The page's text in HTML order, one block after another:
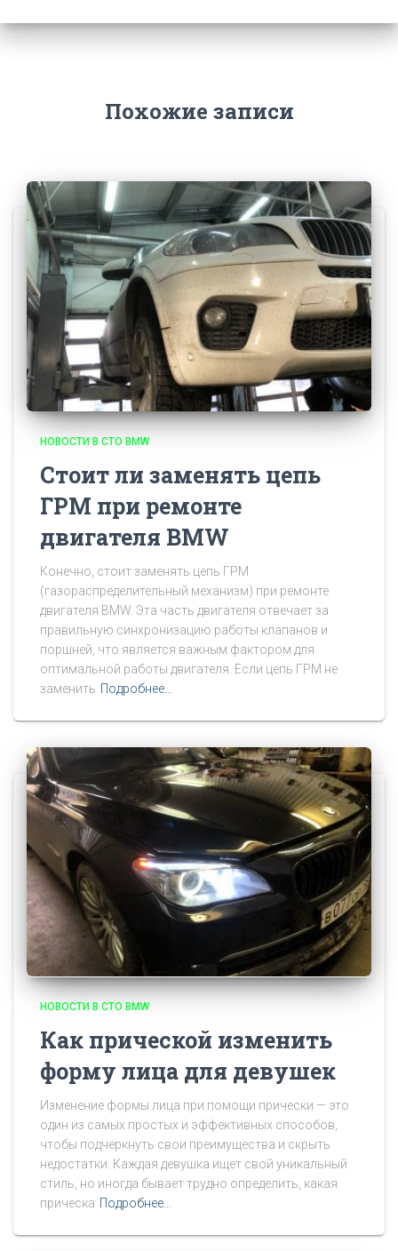
Похожие записи
НОВОСТИ В СТО BMW
Стоит ли заменять цепь
ГРМ при ремонте
двигателя BMW
Конечно, стоит заменять цепь ГРМ
(газораспределительный механизм) при ремонте
двигателя BMW. Эта часть двигателя отвечает за
правильную синхронизацию работы клапанов и
поршней, что является важным фактором для
оптимальной работы двигателя. Если цепь ГРМ не
заменить Подробнее…
НОВОСТИ В СТО BMW
Как прической изменить
форму лица для девушек
Изменение формы лица при помощи прически — это
один из самых простых и эффективных способов,
чтобы подчеркнуть свои преимущества и скрыть
недостатки. Каждая девушка ищет свой уникальный
стиль, но иногда бывает трудно определить, какая
прическа Подробнее…